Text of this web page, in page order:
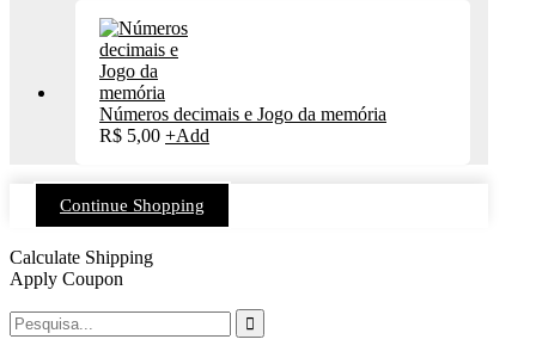
Números decimais e Jogo da memória
R$ 5,00 +Add
Continue Shopping
Calculate Shipping
Apply Coupon